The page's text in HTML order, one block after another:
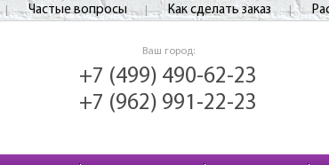
Частые вопросы Как сделать заказ
Ваш город:
+7 (499) 490-62-23
+7 (962) 991-22-23